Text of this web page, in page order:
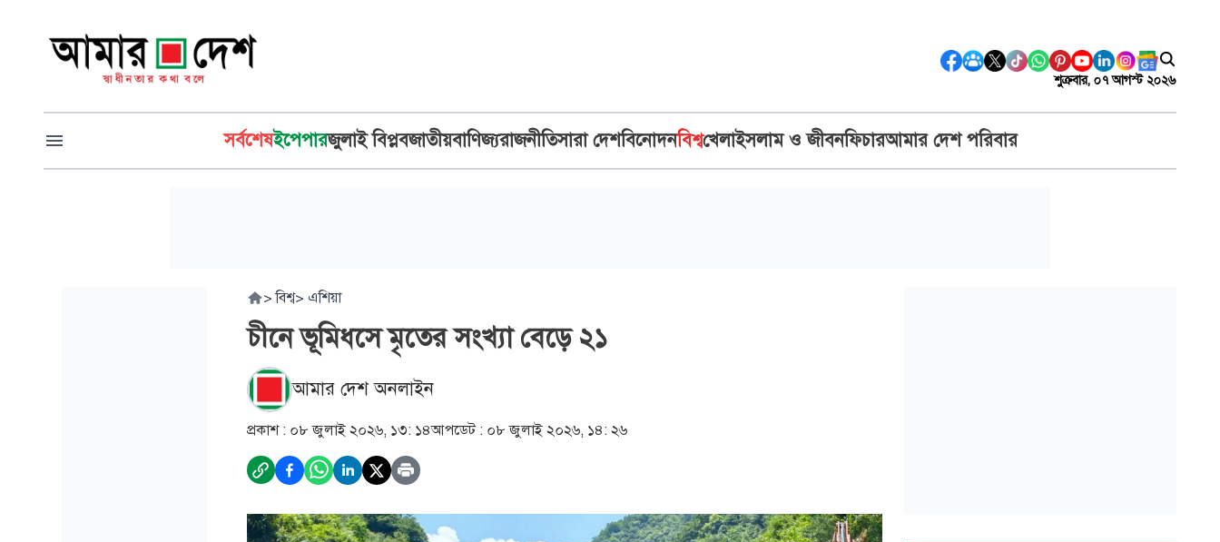
শুক্রবার, ০৭ আগস্ট ২০২৬
সর্বশেষইপেপারজুলাই বিপ্লবজাতীয়বাণিজ্যরাজনীতিসারা দেশবিনোদনবিশ্বখেলাইসলাম ও জীবনফিচারআমার দেশ পরিবার
> বিশ্ব> এশিয়া
চীনে ভূমিধসে মৃতের সংখ্যা বেড়ে ২১
আমার দেশ অনলাইন
প্রকাশ : ০৮ জুলাই ২০২৬, ১৩: ১৪আপডেট : ০৮ জুলাই ২০২৬, ১৪: ২৬